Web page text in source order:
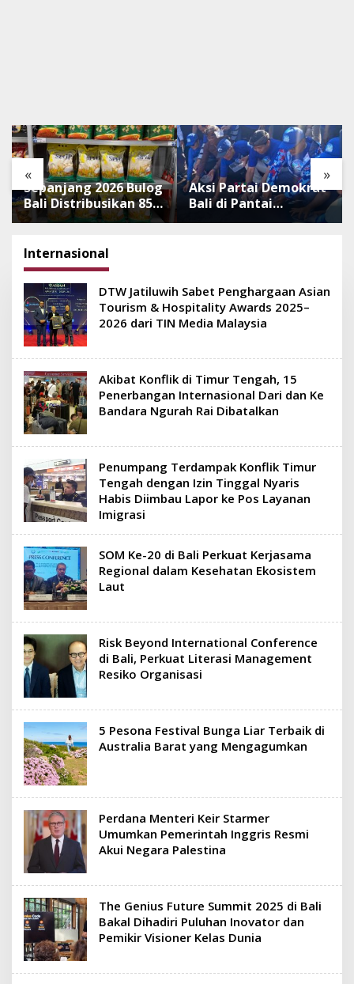
« »
Sepanjang 2026 Bulog
Bali Distribusikan 850
Ton Beras Premium
Moderen
Aksi Partai Demokrat
Bali di Pantai
Lembeng, Rawat
Internasional
DTW Jatiluwih Sabet Penghargaan Asian
Tourism & Hospitality Awards 2025–
2026 dari TIN Media Malaysia
Akibat Konflik di Timur Tengah, 15
Penerbangan Internasional Dari dan Ke
Bandara Ngurah Rai Dibatalkan
Penumpang Terdampak Konflik Timur
Tengah dengan Izin Tinggal Nyaris
Habis Diimbau Lapor ke Pos Layanan
Imigrasi
SOM Ke-20 di Bali Perkuat Kerjasama
Regional dalam Kesehatan Ekosistem
Laut
Risk Beyond International Conference
di Bali, Perkuat Literasi Management
Resiko Organisasi
5 Pesona Festival Bunga Liar Terbaik di
Australia Barat yang Mengagumkan
Perdana Menteri Keir Starmer
Umumkan Pemerintah Inggris Resmi
Akui Negara Palestina
The Genius Future Summit 2025 di Bali
Bakal Dihadiri Puluhan Inovator dan
Pemikir Visioner Kelas Dunia